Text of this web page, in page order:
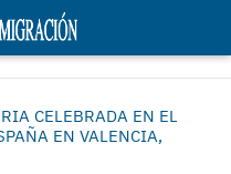
CELEBRADA EN EL
EN VALENCIA,